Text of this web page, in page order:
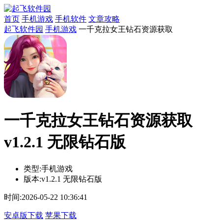
首页 手机游戏 手机软件 文章攻略
起飞软件园 手机游戏 一千克拉女王钻石资源获取
一千克拉女王钻石资源获取
v1.2.1 无限钻石版
类型:手机游戏
版本:v1.2.1 无限钻石版
时间:2026-05-22 10:36:41
安卓版下载 苹果下载